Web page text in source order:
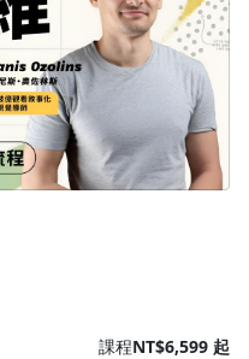
課程NT$6,599 起